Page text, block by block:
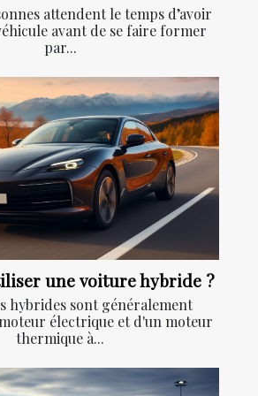
attendent le temps d’avoir
avant de se faire former
par...
une voiture hybride ?
hybrides sont généralement
électrique et d'un moteur
thermique à...